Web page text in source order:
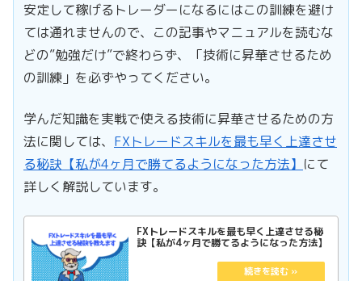
安定して稼げるトレーダーになるにはこの訓練を避け
ては通れませんので、この記事やマニュアルを読むな
どの”勉強だけ”で終わらず、「技術に昇華させるため
の訓練」を必ずやってください。
学んだ知識を実戦で使える技術に昇華させるための方
法に関しては、 FXトレードスキルを最も早く上達させ
る秘訣【私が4ヶ月で勝てるようになった方法】 にて
詳しく解説しています。
FXトレードスキルを最も早く上達させる秘
訣【私が4ヶ月で勝てるようになった方法】